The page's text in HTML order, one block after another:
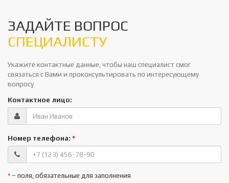
ЗАДАЙТЕ ВОПРОС
СПЕЦИАЛИСТУ
Укажите контактные данные, чтобы наш специалист смог
связаться с Вами и проконсультировать по интересующему
вопросу
Контактное лицо:
Номер телефона: *
* – поля, обязательные для заполнения